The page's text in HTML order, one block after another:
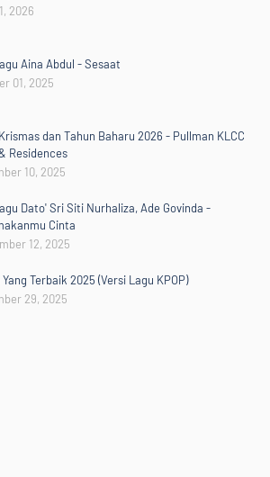
2026
Aina Abdul - Sesaat
01, 2025
dan Tahun Baharu 2026 - Pullman KLCC
Residences
10, 2025
Dato' Sri Siti Nurhaliza, Ade Govinda -
Cinta
12, 2025
Terbaik 2025 (Versi Lagu KPOP)
29, 2025